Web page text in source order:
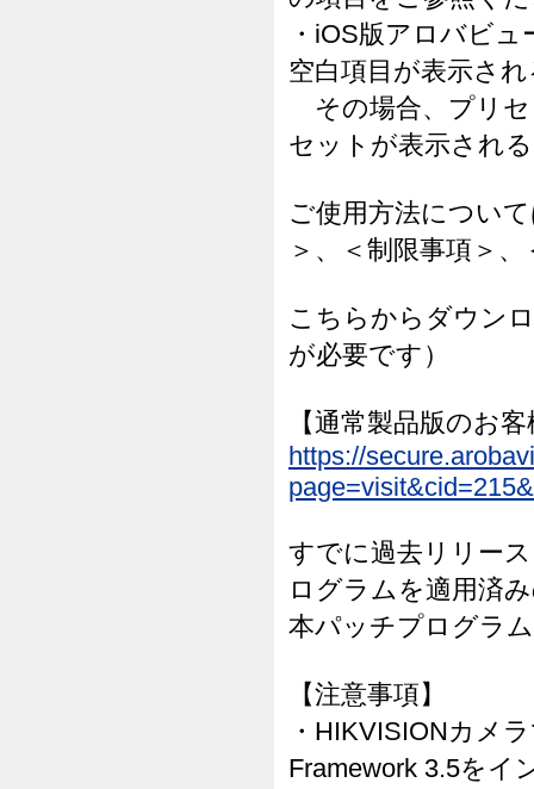
・iOS版アロバビ
空白項目が表示さ
その場合、プリセ
セットが表示され
ご使用方法につい
＞、＜制限事項＞
こちらからダウン
が必要です）
【通常製品版のお
https://
すでに過去リリー
ログラムを適用済
本パッチプログラ
【注意事項】
・HIKVISIONカメ
Framework 3.5をイ